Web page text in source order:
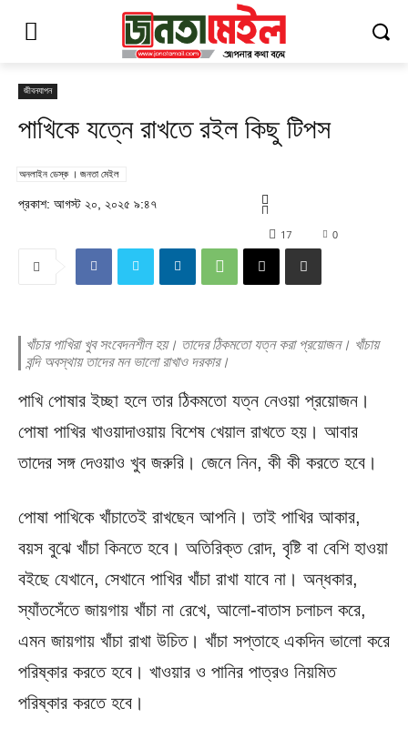
জীবনযাপন
পাখিকে যত্নে রাখতে রইল কিছু টিপস
অনলাইন ডেস্ক । জনতা মেইল
প্রকাশ: আগস্ট ২০, ২০২৫ ৯:৪৭
0
17
খাঁচার পাখিরা খুব সংবেদনশীল হয়। তাদের ঠিকমতো যত্ন করা প্রয়োজন। খাঁচায়
বন্দি অবস্থায় তাদের মন ভালো রাখাও দরকার।
পাখি পোষার ইচ্ছা হলে তার ঠিকমতো যত্ন নেওয়া প্রয়োজন।
পোষা পাখির খাওয়াদাওয়ায় বিশেষ খেয়াল রাখতে হয়। আবার
তাদের সঙ্গ দেওয়াও খুব জরুরি। জেনে নিন, কী কী করতে হবে।
পোষা পাখিকে খাঁচাতেই রাখছেন আপনি। তাই পাখির আকার,
বয়স বুঝে খাঁচা কিনতে হবে। অতিরিক্ত রোদ, বৃষ্টি বা বেশি হাওয়া
বইছে যেখানে, সেখানে পাখির খাঁচা রাখা যাবে না। অন্ধকার,
স্যাঁতসেঁতে জায়গায় খাঁচা না রেখে, আলো-বাতাস চলাচল করে,
এমন জায়গায় খাঁচা রাখা উচিত। খাঁচা সপ্তাহে একদিন ভালো করে
পরিষ্কার করতে হবে। খাওয়ার ও পানির পাত্রও নিয়মিত
পরিষ্কার করতে হবে।